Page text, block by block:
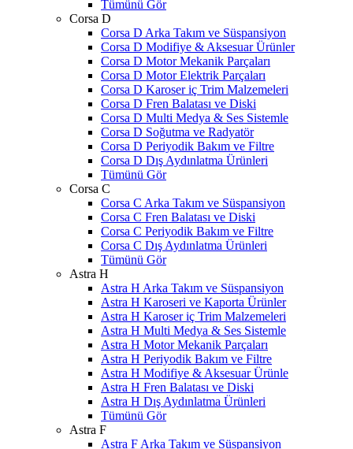
Tümünü Gör
Corsa D
Corsa D Arka Takım ve Süspansiyon
Corsa D Modifiye & Aksesuar Ürünler
Corsa D Motor Mekanik Parçaları
Corsa D Motor Elektrik Parçaları
Corsa D Karoser iç Trim Malzemeleri
Corsa D Fren Balatası ve Diski
Corsa D Multi Medya & Ses Sistemle
Corsa D Soğutma ve Radyatör
Corsa D Periyodik Bakım ve Filtre
Corsa D Dış Aydınlatma Ürünleri
Tümünü Gör
Corsa C
Corsa C Arka Takım ve Süspansiyon
Corsa C Fren Balatası ve Diski
Corsa C Periyodik Bakım ve Filtre
Corsa C Dış Aydınlatma Ürünleri
Tümünü Gör
Astra H
Astra H Arka Takım ve Süspansiyon
Astra H Karoseri ve Kaporta Ürünler
Astra H Karoser iç Trim Malzemeleri
Astra H Multi Medya & Ses Sistemle
Astra H Motor Mekanik Parçaları
Astra H Periyodik Bakım ve Filtre
Astra H Modifiye & Aksesuar Ürünle
Astra H Fren Balatası ve Diski
Astra H Dış Aydınlatma Ürünleri
Tümünü Gör
Astra F
Astra F Arka Takım ve Süspansiyon